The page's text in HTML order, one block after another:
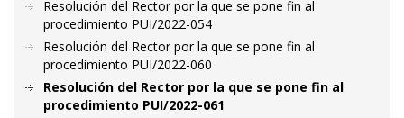
Resolución del Rector por la que se pone fin al
procedimiento PUI/2022-054
Resolución del Rector por la que se pone fin al
procedimiento PUI/2022-060
Resolución del Rector por la que se pone fin al
procedimiento PUI/2022-061